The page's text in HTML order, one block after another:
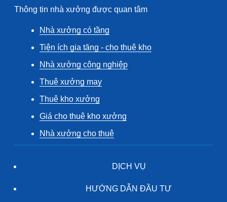
Thông tin nhà xưởng được quan tâm
Nhà xưởng có tầng
Tiện ích gia tăng - cho thuê kho
Nhà xưởng công nghiệp
Thuê xưởng may
Thuê kho xưởng
Giá cho thuê kho xưởng
Nhà xưởng cho thuê
DỊCH VỤ
HƯỚNG DẪN ĐẦU TƯ